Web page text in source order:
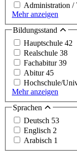
Administration /
Mehr anzeigen
Bildungsstand
Hauptschule 42
Realschule 38
Fachabitur39
Abitur45
Hochschule/
Mehr anzeigen
Sprachen
Deutsch 53
Englisch 2
Arabisch 1